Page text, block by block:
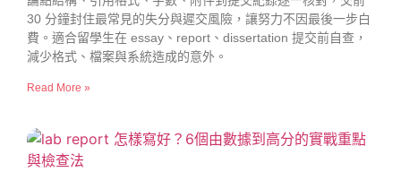
30 分鐘封住最常見的失分與遲交風險，讓努力不因最後一步白
費。適合留學生在 essay、report、dissertation 提交前自查，
減少格式、檔案與系統造成的意外。
Read More »